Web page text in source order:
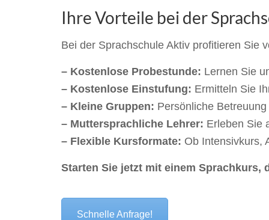
Ihre Vorteile bei der
Bei der Sprachschule Aktiv profitieren Sie
– Kostenlose Probestunde: Lernen Sie
– Kostenlose Einstufung: Ermitteln Sie
– Kleine Gruppen: Persönliche
– Muttersprachliche Lehrer: Erleben Sie
– Flexible Kursformate: Ob Intensivkurs,
Starten Sie jetzt mit einem Sprachkurs,
Schnelle Anfrage!